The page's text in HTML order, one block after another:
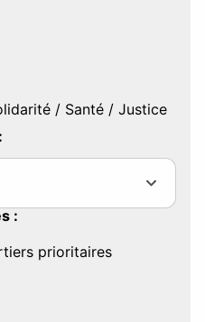
/ Santé / Justice
:
prioritaires